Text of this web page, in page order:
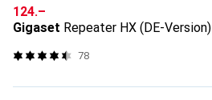
CHF
124.–
Gigaset Repeater HX (DE-Version)
78